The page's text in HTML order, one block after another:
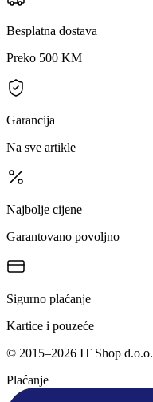
Besplatna dostava
Preko 500 KM
Garancija
Na sve artikle
Najbolje cijene
Garantovano povoljno
Sigurno plaćanje
Kartice i pouzeće
© 2015–2026 IT Shop d.o.o.
Plaćanje